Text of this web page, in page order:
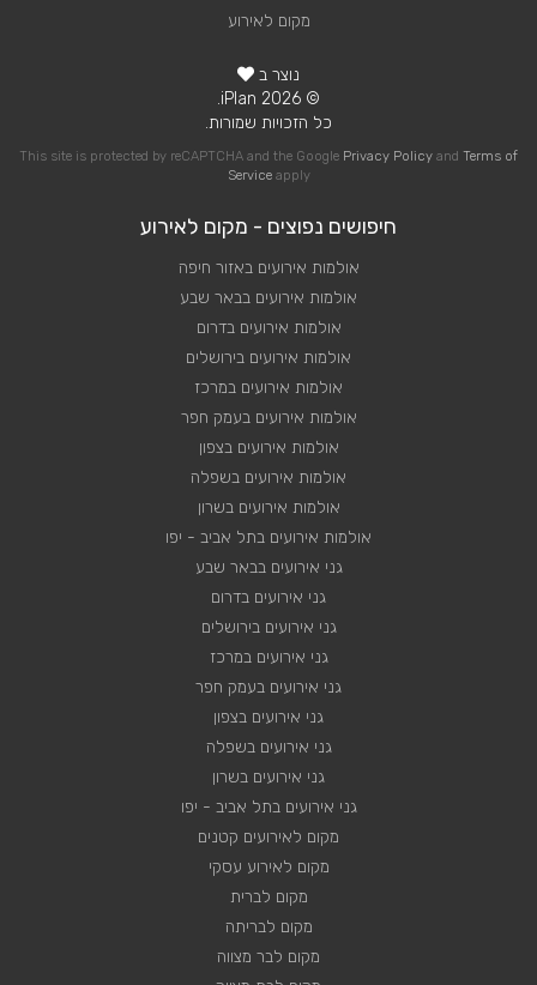
מקום לאירוע
נוצר ב
© 2026 iPlan.
כל הזכויות שמורות.
This site is protected by reCAPTCHA and the Google Privacy Policy and Terms of
Serviceapply
חיפושים נפוצים - מקום לאירוע
אולמות אירועים באזור חיפה
אולמות אירועים בבאר שבע
אולמות אירועים בדרום
אולמות אירועים בירושלים
אולמות אירועים במרכז
אולמות אירועים בעמק חפר
אולמות אירועים בצפון
אולמות אירועים בשפלה
אולמות אירועים בשרון
אולמות אירועים בתל אביב - יפו
גני אירועים בבאר שבע
גני אירועים בדרום
גני אירועים בירושלים
גני אירועים במרכז
גני אירועים בעמק חפר
גני אירועים בצפון
גני אירועים בשפלה
גני אירועים בשרון
גני אירועים בתל אביב - יפו
מקום לאירועים קטנים
מקום לאירוע עסקי
מקום לברית
מקום לבריתה
מקום לבר מצווה